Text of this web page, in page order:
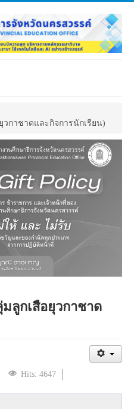
MY OFFICE
ดาน ถาม-ตอบ
วกาชาดและกิจการนักเรียน)
ลูกเสือยุวกาชาด
Hits: 4647